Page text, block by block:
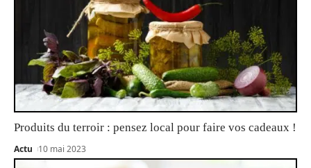
Produits du terroir : pensez local pour faire vos cadeaux !
Actu 10 mai 2023